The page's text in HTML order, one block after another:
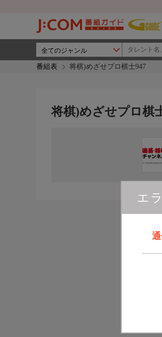
番組表 将棋)めざせプロ棋士947
エ
将棋)めざせプロ棋